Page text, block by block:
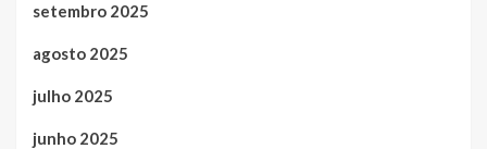
setembro 2025
agosto 2025
julho 2025
junho 2025